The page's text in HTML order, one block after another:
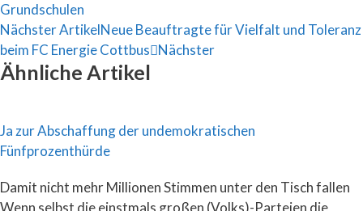
Grundschulen
Nächster ArtikelNeue Beauftragte für Vielfalt und Toleranz
beim FC Energie Cottbus Nächster
Ähnliche Artikel
Ja zur Abschaffung der undemokratischen
Fünfprozenthürde
Damit nicht mehr Millionen Stimmen unter den Tisch fallen
Wenn selbst die einstmals großen (Volks)-Parteien die